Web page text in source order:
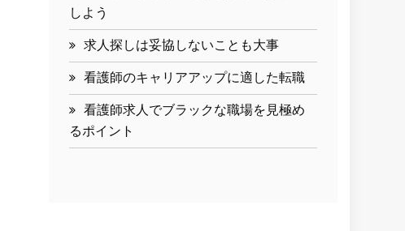
しよう
求人探しは妥協しないことも大事
看護師のキャリアアップに適した転職
看護師求人でブラックな職場を見極め
るポイント